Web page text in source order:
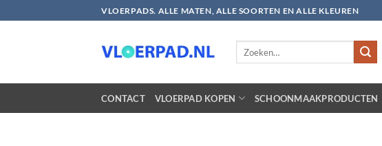
naar
VLOERPADS. ALLE MATEN, ALLE SOORTEN EN ALLE KLEUREN
CONTACT VLOERPAD KOPEN SCHOONMAAKPRODUCTEN